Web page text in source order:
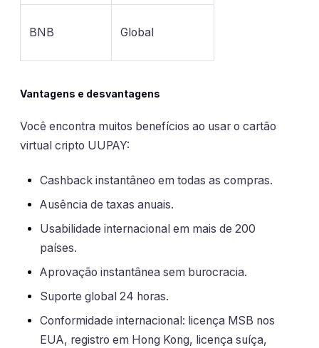
BNB Global
Vantagens e desvantagens
Você encontra muitos benefícios ao usar o cartão
virtual cripto UUPAY:
Cashback instantâneo em todas as compras.
Ausência de taxas anuais.
Usabilidade internacional em mais de 200
países.
Aprovação instantânea sem burocracia.
Suporte global 24 horas.
Conformidade internacional: licença MSB nos
EUA, registro em Hong Kong, licença suíça,